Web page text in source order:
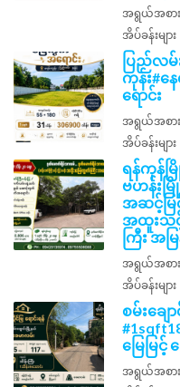
အရွယ်အစား
အိပ်ခန်းများ
ပြည်လမ်
ကုန်း#န
ရောင်း
အရွယ်အစား
အိပ်ခန်းများ
ရန်ကုန်မ
ဗဟန်းမ
အဆင့်မြ
အထူးသ
ကြီး အမ
အရွယ်အစား
အိပ်ခန်းများ
စမ်းချေ
မြေမြ
အရွယ်အစား